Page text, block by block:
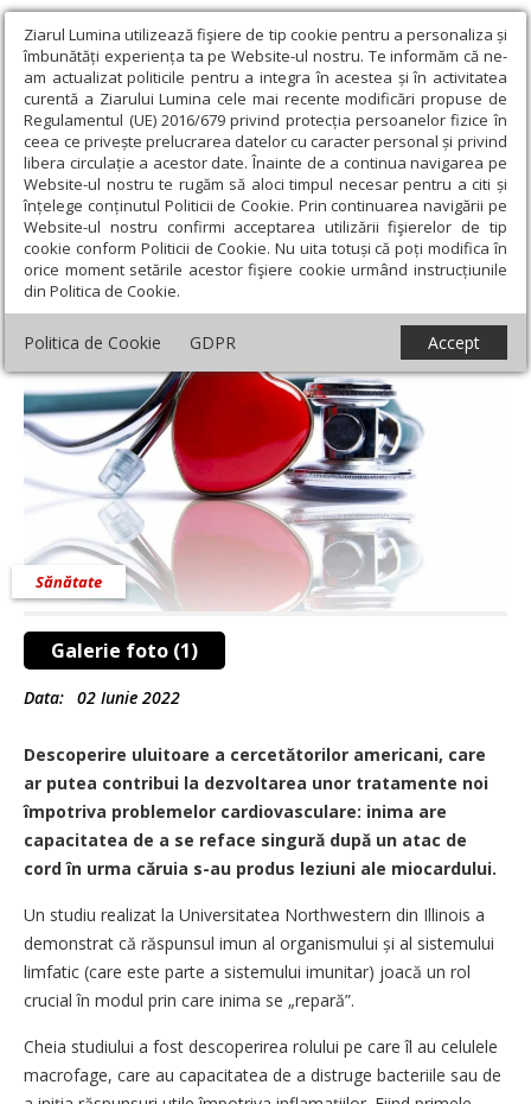
Ziarul Lumina utilizează fişiere de tip cookie pentru a personaliza și
îmbunătăți experiența ta pe Website-ul nostru. Te informăm că ne-
am actualizat politicile pentru a integra în acestea și în activitatea
curentă a Ziarului Lumina cele mai recente modificări propuse de
Regulamentul (UE) 2016/679 privind protecția persoanelor fizice în
ceea ce privește prelucrarea datelor cu caracter personal și privind
libera circulație a acestor date. Înainte de a continua navigarea pe
Website-ul nostru te rugăm să aloci timpul necesar pentru a citi și
înțelege conținutul Politicii de Cookie. Prin continuarea navigării pe
Website-ul nostru confirmi acceptarea utilizării fişierelor de tip
cookie conform Politicii de Cookie. Nu uita totuși că poți modifica în
orice moment setările acestor fişiere cookie urmând instrucțiunile
din Politica de Cookie.
Politica de Cookie GDPR Accept
Ziarul Lumina › Societate › Sănătate › Inima se poate reface
singură după un atac de cord
Inima se poate reface singură după un
atac de cord
Galerie foto (1)
Sănătate
Data: 02 Iunie 2022
Descoperire uluitoare a cercetătorilor americani, care
ar putea contribui la dezvoltarea unor tratamente noi
împotriva problemelor cardiovasculare: inima are
capacitatea de a se reface singură după un atac de
cord în urma căruia s-au produs leziuni ale miocardului.
Un studiu realizat la Universitatea Northwestern din Illinois a
demonstrat că răspunsul imun al organismului și al sistemului
limfatic (care este parte a sistemului imunitar) joacă un rol
crucial în modul prin care inima se „repară”.
Cheia studiului a fost descoperirea rolului pe care îl au celulele
macrofage, care au capacitatea de a distruge bacteriile sau de